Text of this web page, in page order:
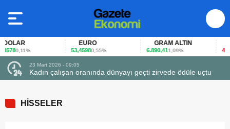
0,11%
EURO
53,45980,55%
GRAM ALTIN
6.890,411,09% 40,65
23 Mart 2026 - 09:05
Kadın çalışan oranında dünyayı geçti zirvede ödüle uçtu
HİSSELER